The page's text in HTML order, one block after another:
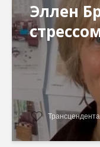
Эллен